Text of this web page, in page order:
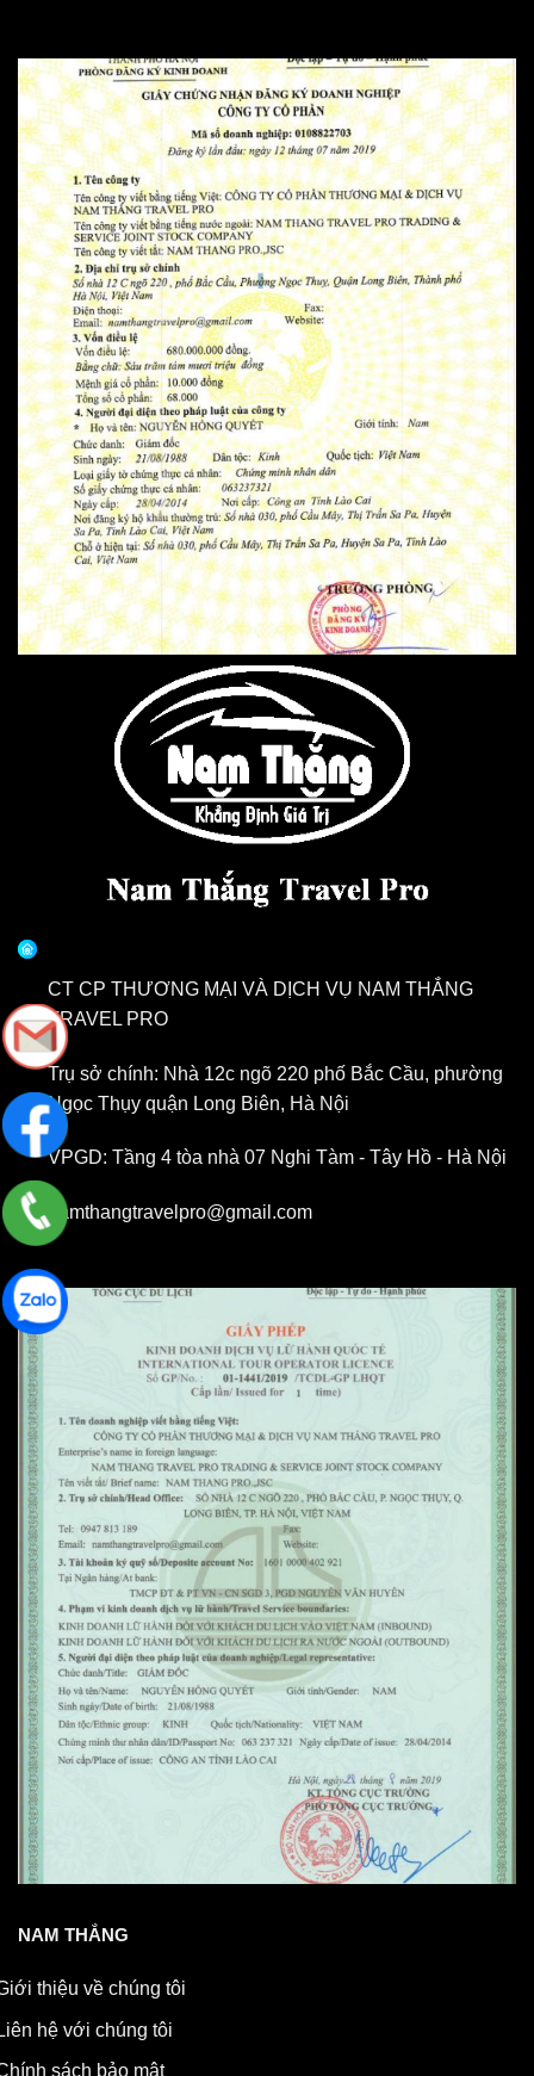
CT CP THƯƠNG MẠI VÀ DỊCH VỤ NAM THẮNG
TRAVEL PRO
Trụ sở chính: Nhà 12c ngõ 220 phố Bắc Cầu, phường
Ngọc Thụy quận Long Biên, Hà Nội
VPGD: Tầng 4 tòa nhà 07 Nghi Tàm - Tây Hồ - Hà Nội
namthangtravelpro@gmail.com
NAM THẮNG
thiệu về chúng tôi
hệ với chúng tôi
sách bảo mật